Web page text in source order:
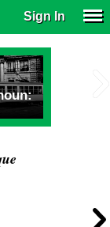
Sign In